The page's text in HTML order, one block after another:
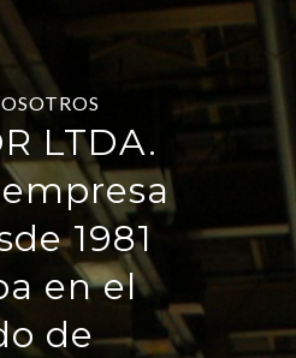
LTDA.
1981
en el
de